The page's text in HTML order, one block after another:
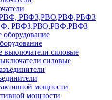
РВФЗ,РВО,РВФ,РВФЗ
cиловые
мощности